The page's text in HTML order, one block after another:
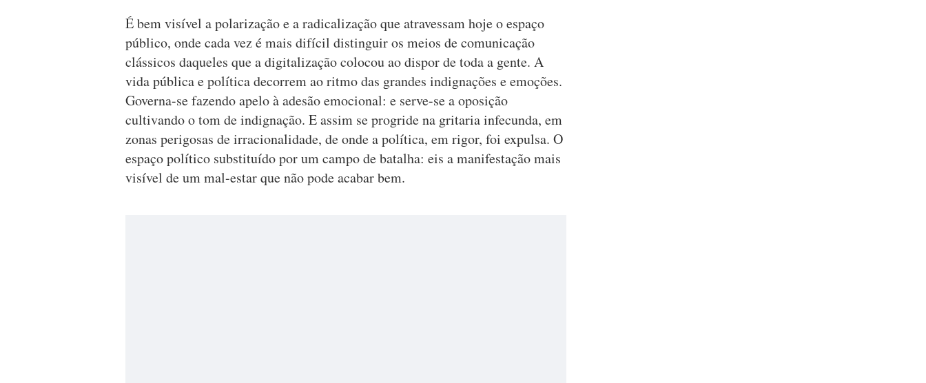
É bem visível a polarização e a radicalização que atravessam hoje o espaço
público, onde cada vez é mais difícil distinguir os meios de comunicação
clássicos daqueles que a digitalização colocou ao dispor de toda a gente. A
vida pública e política decorrem ao ritmo das grandes indignações e emoções.
Governa-se fazendo apelo à adesão emocional: e serve-se a oposição
cultivando o tom de indignação. E assim se progride na gritaria infecunda, em
zonas perigosas de irracionalidade, de onde a política, em rigor, foi expulsa. O
espaço político substituído por um campo de batalha: eis a manifestação mais
visível de um mal-estar que não pode acabar bem.